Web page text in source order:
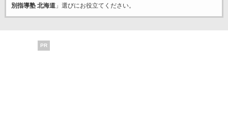
別指導塾 北海道」選びにお役立てください。
PR